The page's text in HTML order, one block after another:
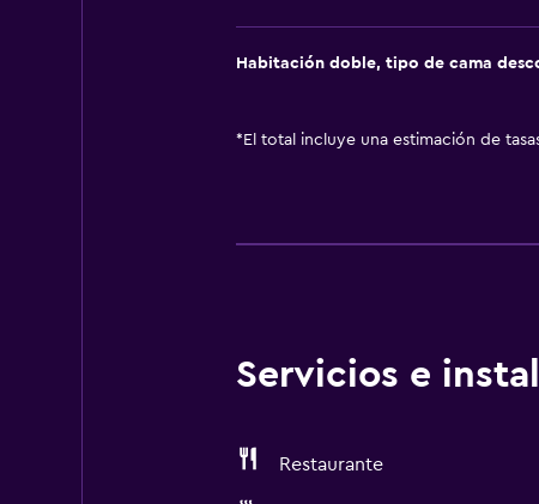
Habitación doble, tipo de cama
* El total incluye una estimación de
Servicios e
Restaurante